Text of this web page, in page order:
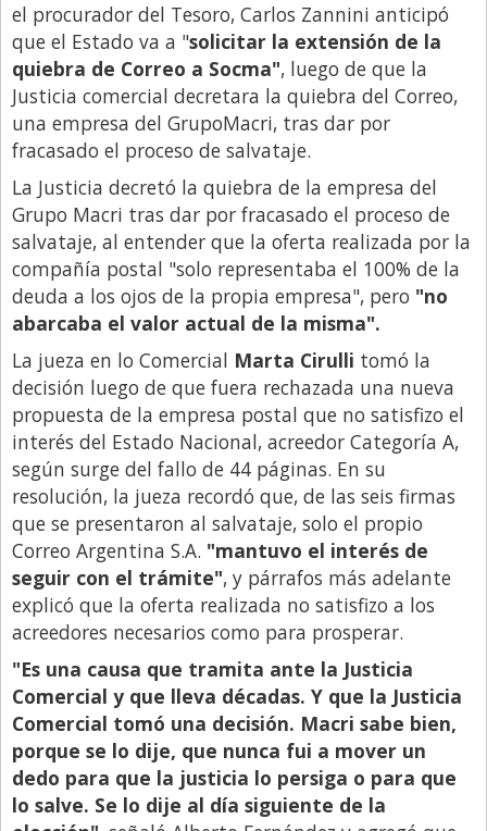
Minuto Lanzamiento
Negocios
Opinion
País
Política
Publicidad y Marketing
Real Estate y Propiedades
Responsabilidad Social
Salidas
Santa Fe
Show Business
Sociedad
Tecnología
Tendencias
Viajes
el procurador del Tesoro, Carlos Zannini anticipó
que el Estado va a "solicitar la extensión de la
quiebra de Correo a Socma", luego de que la
Justicia comercial decretara la quiebra del Correo,
una empresa del GrupoMacri, tras dar por
fracasado el proceso de salvataje.
La Justicia decretó la quiebra de la empresa del
Grupo Macri tras dar por fracasado el proceso de
salvataje, al entender que la oferta realizada por la
compañía postal "solo representaba el 100% de la
deuda a los ojos de la propia empresa", pero "no
abarcaba el valor actual de la misma".
La jueza en lo Comercial Marta Cirulli tomó la
decisión luego de que fuera rechazada una nueva
propuesta de la empresa postal que no satisfizo el
interés del Estado Nacional, acreedor Categoría A,
según surge del fallo de 44 páginas. En su
resolución, la jueza recordó que, de las seis firmas
que se presentaron al salvataje, solo el propio
Correo Argentina S.A. "mantuvo el interés de
seguir con el trámite", y párrafos más adelante
explicó que la oferta realizada no satisfizo a los
acreedores necesarios como para prosperar.
"Es una causa que tramita ante la Justicia
Comercial y que lleva décadas. Y que la Justicia
Comercial tomó una decisión. Macri sabe bien,
porque se lo dije, que nunca fui a mover un
dedo para que la justicia lo persiga o para que
lo salve. Se lo dije al día siguiente de la